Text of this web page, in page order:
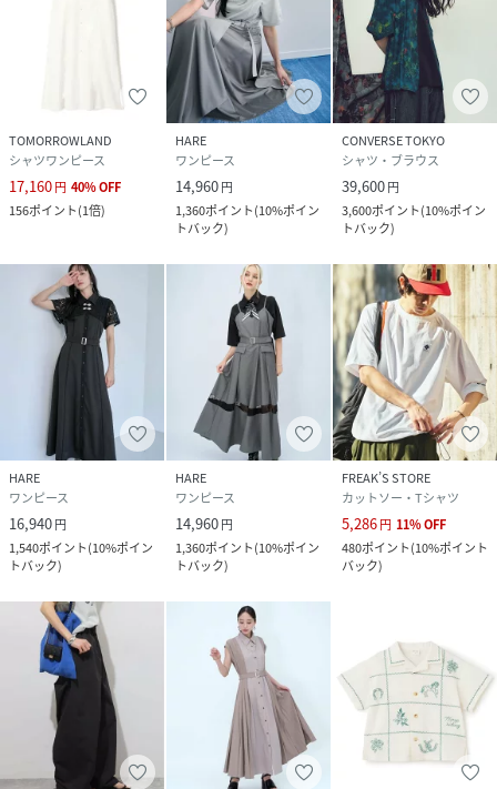
TOMORROWLAND
シャツワンピース
17,160円 40%OFF
156ポイント(1倍)
HARE
ワンピース
14,960円
1,360ポイント(10%ポイン
トバック)
CONVERSE TOKYO
シャツ・ブラウス
39,600円
3,600ポイント(10%ポイン
トバック)
HARE
ワンピース
16,940円
1,540ポイント(10%ポイン
トバック)
HARE
ワンピース
14,960円
1,360ポイント(10%ポイン
トバック)
FREAK’S STORE
カットソー・Tシャツ
5,286円 11%OFF
480ポイント(10%ポイント
バック)